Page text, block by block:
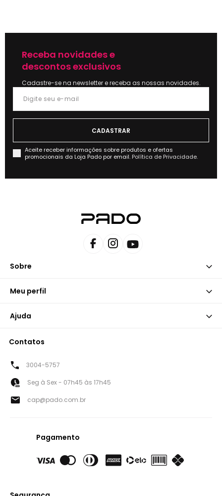
Receba novidades e
descontos exclusivos
Cadastre-se na newsletter e receba as nossas novidades.
Aceite receber informações sobre produtos e ofertas
promocionais da Loja Pado por email. Política de Privacidade.
Sobre
Meu perfil
Ajuda
Contatos
3004-5757
Seg à Sex - 07h45 às 17h45
cap@pado.com.br
Pagamento